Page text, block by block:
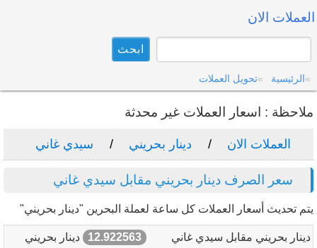
العملات الان
الرئيسية تحويل العملات
ملاحظة : اسعار العملات غير محدثة
العملات الان دينار بحريني سيدي غاني
سعر الصرف دينار بحريني مقابل سيدي غاني
يتم تحديث أسعار العملات كل ساعة لعملة البحرين "دينار بحريني"
دينار بحريني مقابل سيدي غاني 12.922563
دينار بحريني